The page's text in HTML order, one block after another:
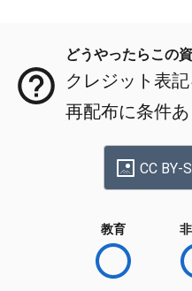
どうやったらこの
クレジット表
再配布に条件あ
CC BY-
教育